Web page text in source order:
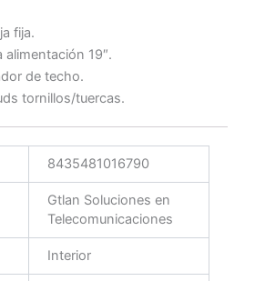
fija.
alimentación 19″.
de techo.
tornillos/tuercas.
8435481016790
Gtlan Soluciones en
Telecomunicaciones
Interior